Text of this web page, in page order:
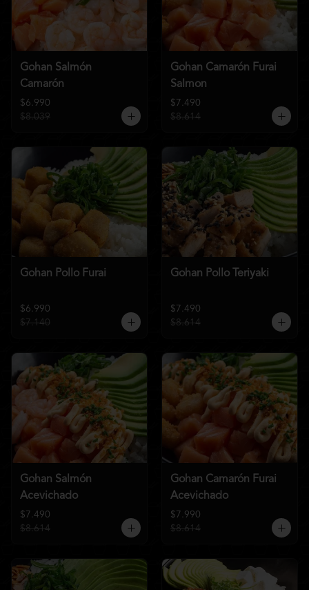
Gohan Salmón
Camarón
$6.990
$8.039
Gohan Camarón Furai
Salmon
$7.490
$8.614
Gohan Pollo Furai
$6.990
$7.140
Gohan Pollo Teriyaki
$7.490
$8.614
Gohan Salmón
Acevichado
$7.490
$8.614
Gohan Camarón Furai
Acevichado
$7.990
$8.614